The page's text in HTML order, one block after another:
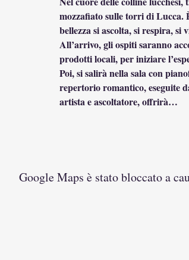
mozzafiato sulle torri di Lucca.
bellezza si ascolta, si respira, si
All’arrivo, gli ospiti saranno
prodotti locali, per iniziare
Poi, si salirà nella sala con
repertorio romantico, eseguite
artista e ascoltatore, offrirà…
Google Maps è stato bloccato a